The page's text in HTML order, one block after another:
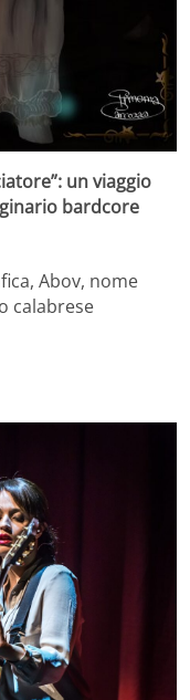
un viaggio
bardcore
Abov, nome
calabrese